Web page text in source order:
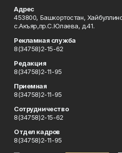
Адрес
453800, Башкортостан,
с.Акъяр,пр.С.Юлаева, д.41.
Рекламная служба
8(34758)2-15-62
Редакция
8(34758)2-11-95
Приемная
8(34758)2-11-95
Сотрудничество
8(34758)2-15-62
Отдел кадров
8(34758)2-11-95